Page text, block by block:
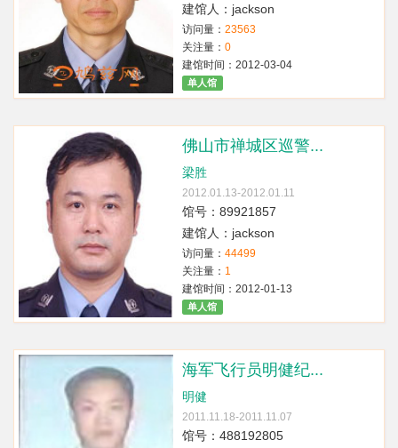
建馆人：jackson
访问量： 23563
关注量： 0
建馆时间：2012-03-04
单人馆
佛山市禅城区巡警...
梁胜
2012.01.13-2012.01.11
馆号：89921857
建馆人：jackson
访问量： 44499
关注量： 1
建馆时间：2012-01-13
单人馆
海军飞行员明健纪...
明健
2011.11.18-2011.11.07
馆号：488192805